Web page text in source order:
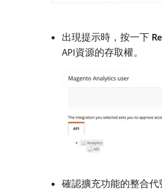
出現提示時，按一下​
API資源的存取權。
確認擴充功能的整合代